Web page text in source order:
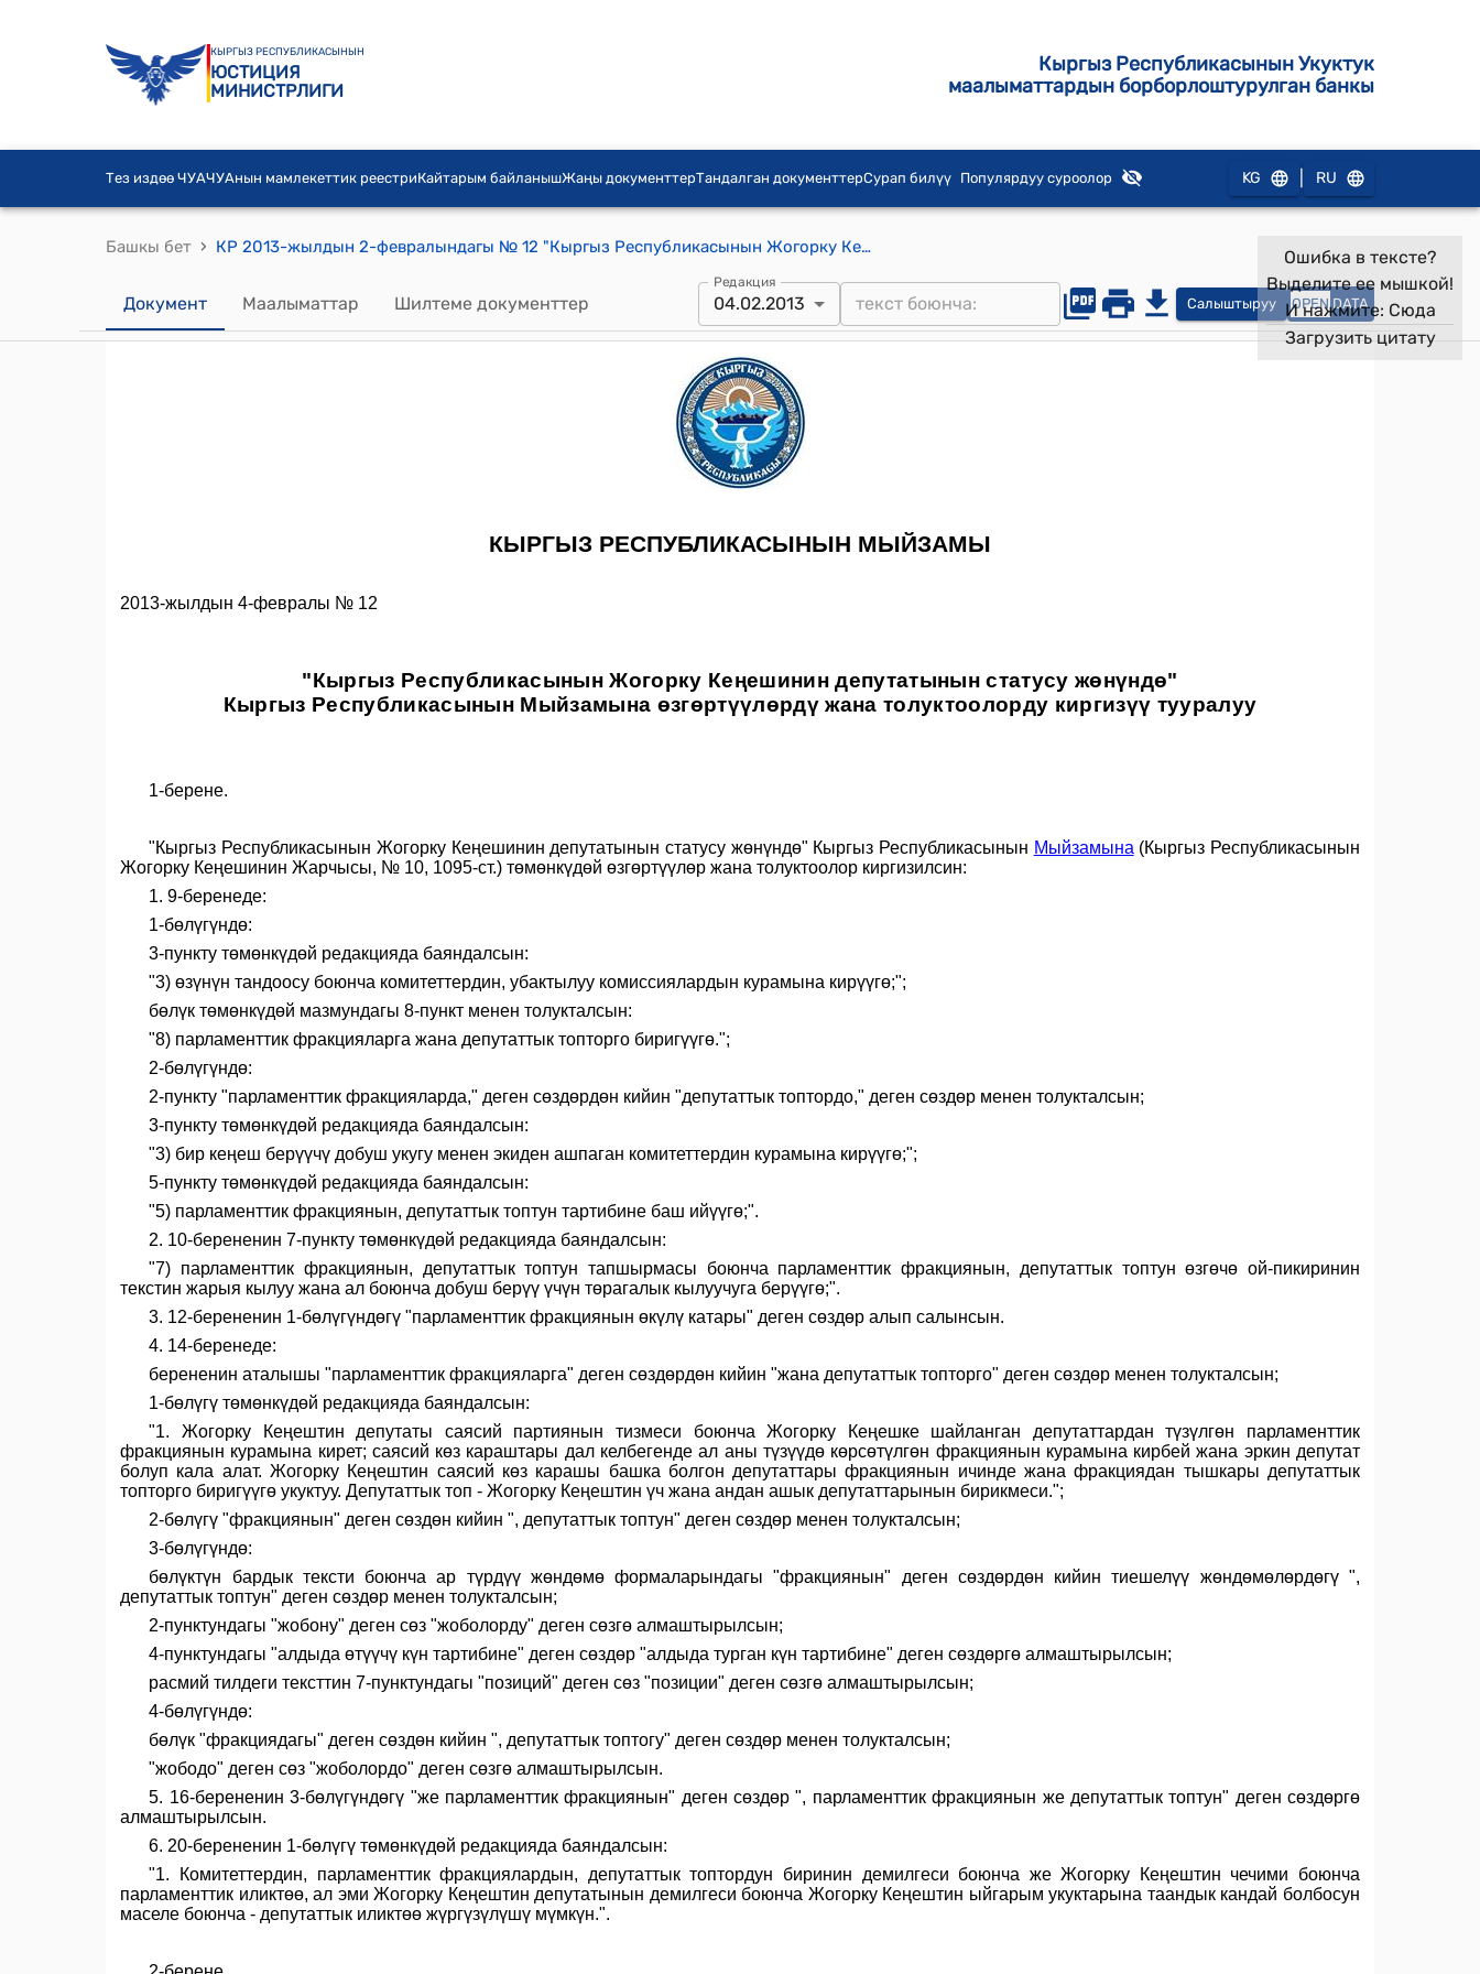
КЫРГЫЗ РЕСПУБЛИКАСЫНЫН
ЮСТИЦИЯ
МИНИСТРЛИГИ
Кыргыз Республикасынын Укуктук
маалыматтардын борборлоштурулган банкы
Тез издөө ЧУАЧУАнын мамлекеттик реестриКайтарым байланышЖаңы документтерТандалган документтерСурап билүү Популярдуу суроолор KG RU
Башкы бет › КР 2013-жылдын 2-февралындагы № 12 "Кыргыз Республикасынын Жогорку Кеңешинин депутатынын статусу жөнүндө" Кыргыз Республикасынын Мыйзамына өзгөртүүлөрдү жана толуктоолорду киргизүү тууралуу" Мыйзамы
Документ Маалыматтар Шилтеме документтер
Редакция
04.02.2013 Салыштыруу OPEN DATA
Ошибка в тексте?
Выделите ее мышкой!
И нажмите: Сюда
Загрузить цитату